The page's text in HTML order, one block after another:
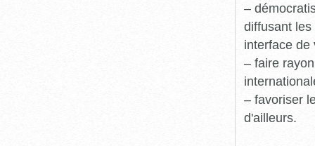
–
diffusant
interface de
– faire
– favoriser
d'ailleurs.